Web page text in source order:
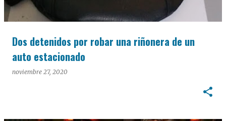
Dos detenidos por robar una riñonera de un
auto estacionado
noviembre 27, 2020